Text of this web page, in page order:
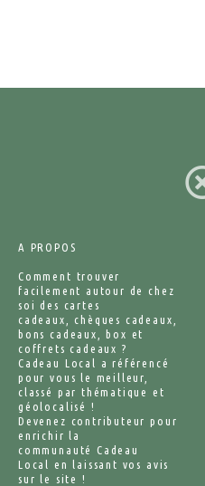
A PROPOS
Comment trouver
facilement autour de chez
soi des cartes
cadeaux, chèques cadeaux,
bons cadeaux, box et
coffrets cadeaux ?
Cadeau Local a référencé
pour vous le meilleur,
classé par thématique et
géolocalisé !
Devenez contributeur pour
enrichir la
communauté Cadeau
Local en laissant vos avis
sur le site !